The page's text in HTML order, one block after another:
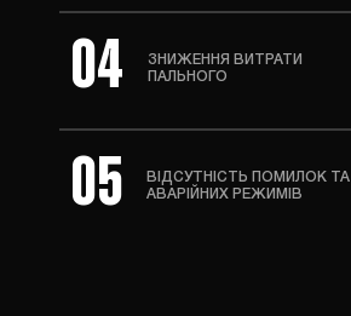
04
ЗНИЖЕННЯ ВИТРАТИ
ПАЛЬНОГО
05
ВІДСУТНІСТЬ ПОМИЛОК ТА
АВАРІЙНИХ РЕЖИМІВ